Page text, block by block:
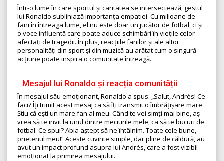
Într-o lume în care sportul și caritatea se intersectează, gestul
lui Ronaldo subliniază importanța empatiei. Cu milioane de
fani în întreaga lume, el nu este doar un jucător de fotbal, ci și
o voce influentă care poate aduce schimbări în viețile celor
afectați de tragedii. În plus, reacțiile fanilor și ale altor
personalități din sport și din muzică au arătat cum o singură
acțiune poate inspira o comunitate întreagă.
Mesajul lui Ronaldo și reacția comunității
În mesajul său emoționant, Ronaldo a spus: „Salut, Andrés! Ce
faci? Îți trimit acest mesaj ca să îți transmit o îmbrățișare mare.
Știu că ești un mare fan al meu. Când te vei simți mai bine, aș
vrea să te invit la unul dintre meciurile mele, ca să te bucuri de
fotbal. Ce spui? Abia aștept să ne întâlnim. Toate cele bune,
prietenul meu!” Aceste cuvinte simple, dar pline de căldură, au
avut un impact profund asupra lui Andrés, care a fost vizibil
emoționat la primirea mesajului.